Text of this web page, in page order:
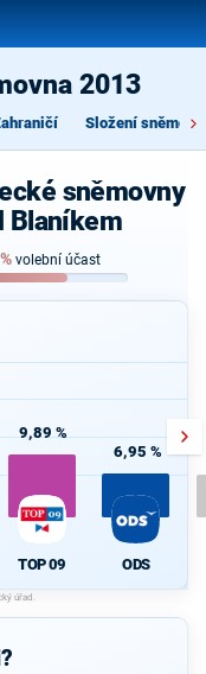
2013
Složení
sněmovny
Blaníkem
volební účast
9,89 %
TOP 09
6,95 %
ODS